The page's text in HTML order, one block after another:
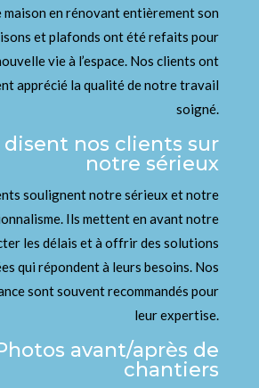
en rénovant entièrement son
et plafonds ont été refaits pour
vie à l’espace. Nos clients ont
apprécié la qualité de notre travail
soigné.
disent nos clients sur
notre sérieux
soulignent notre sérieux et notre
Ils mettent en avant notre
les délais et à offrir des solutions
qui répondent à leurs besoins. Nos
sont souvent recommandés pour
leur expertise.
avant/après de
chantiers